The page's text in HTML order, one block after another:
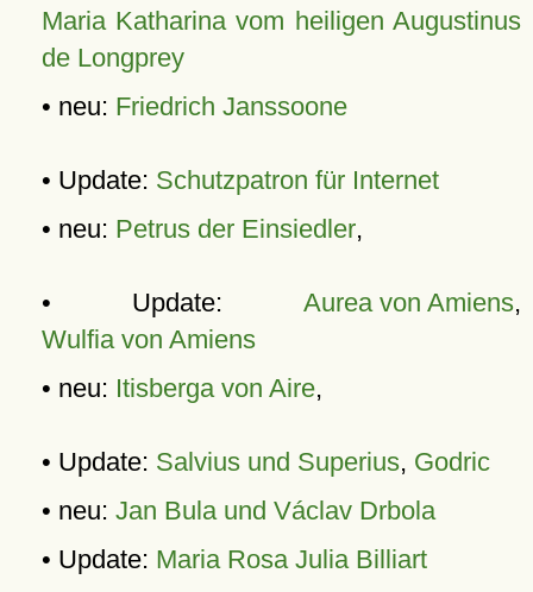
Maria Katharina vom heiligen Augustinus
de Longprey
• neu: Friedrich Janssoone
• Update: Schutzpatron für Internet
• neu: Petrus der Einsiedler,
• Update: Aurea von Amiens,
Wulfia von Amiens
• neu: Itisberga von Aire,
• Update: Salvius und Superius, Godric
• neu: Jan Bula und Václav Drbola
• Update: Maria Rosa Julia Billiart